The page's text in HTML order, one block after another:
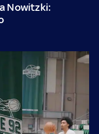
Nowitzki: